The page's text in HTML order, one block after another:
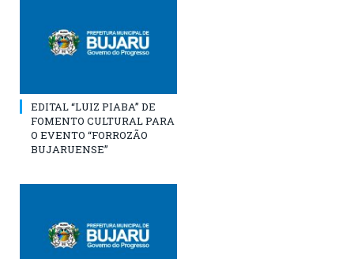
EDITAL “LUIZ PIABA” DE
FOMENTO CULTURAL PARA
O EVENTO “FORROZÃO
BUJARUENSE”